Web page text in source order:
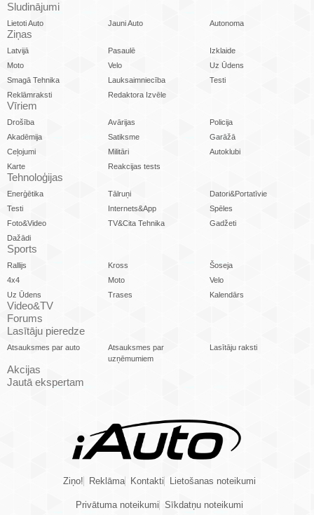
Sludinājumi
Lietoti Auto Jauni Auto Autonoma
Ziņas
Latvijā Pasaulē
Izklaide
Moto
Velo
Uz Ūdens
Smagā Tehnika
Lauksaimniecība
Testi
Reklāmraksti
Redaktora Izvēle
Vīriem
Drošība Avārijas
Policija
Akadēmija
Satiksme
Garāžā
Ceļojumi
Militāri
Autoklubi
Karte
Reakcijas tests
Tehnoloģijas
Enerģētika Tālruņi
Datori&Portatīvie
Testi
Internets&App
Spēles
Foto&Video
TV&Cita Tehnika
Gadžeti
Dažādi
Sports
Rallijs Kross
Šoseja
4x4
Moto
Velo
Uz Ūdens
Trases Kalendārs
Video&TV
Forums
Lasītāju pieredze
Atsauksmes par auto
Atsauksmes par
uzņēmumiem
Lasītāju raksti
Akcijas
Jautā ekspertam
Ziņo! Reklāma Kontakti Lietošanas noteikumi
Privātuma noteikumi Sīkdatņu noteikumi